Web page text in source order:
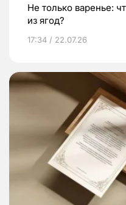
Не только варенье:
из ягод?
17:34 / 22.07.26